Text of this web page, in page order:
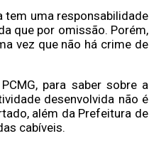
tem uma responsabilidade
que por omissão. Porém,
vez que não há crime de
para saber sobre a
desenvolvida não é
além da Prefeitura de
cabíveis.